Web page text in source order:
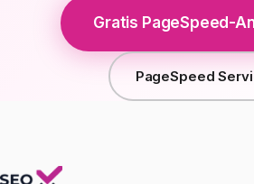
Gratis PageSpeed-
PageSpeed